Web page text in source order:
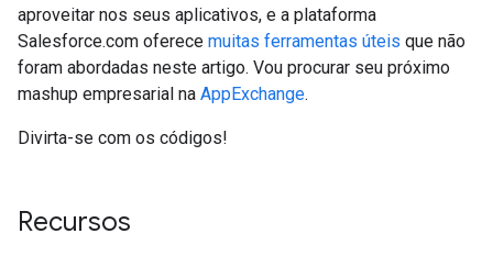
aproveitar nos seus aplicativos, e a plataforma
Salesforce.com oferece muitas ferramentas úteis que não
foram abordadas neste artigo. Vou procurar seu próximo
mashup empresarial na AppExchange.
Divirta-se com os códigos!
Recursos